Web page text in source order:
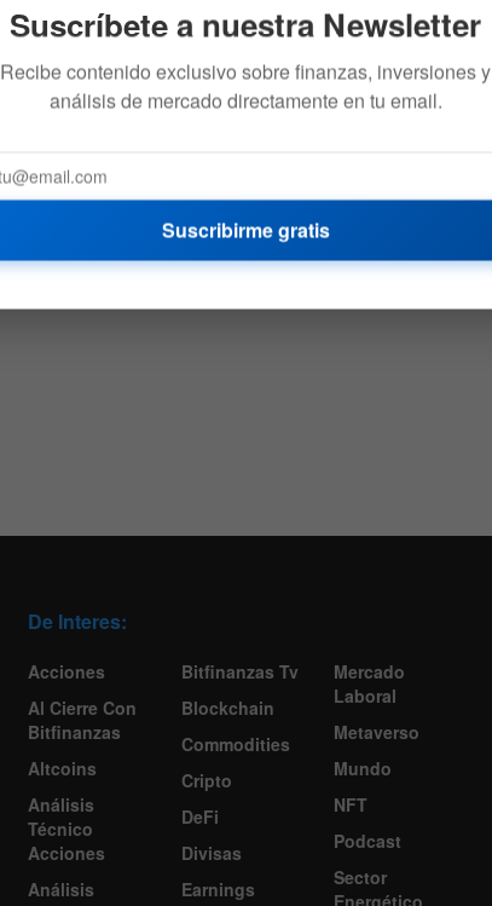
De Interes:
Acciones
Al Cierre Con
Bitfinanzas
Altcoins
Análisis
Técnico
Acciones
Análisis
Bitfinanzas Tv
Blockchain
Commodities
Cripto
DeFi
Divisas
Earnings
Mercado
Laboral
Metaverso
Mundo
NFT
Podcast
Sector
Energético
Suscríbete a nuestra Newsletter
Recibe contenido exclusivo sobre finanzas, inversiones y
análisis de mercado directamente en tu email.
Suscribirme gratis